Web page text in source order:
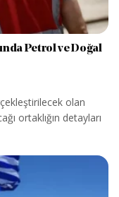
Petrol ve Doğal
olan
ortaklığın detayları